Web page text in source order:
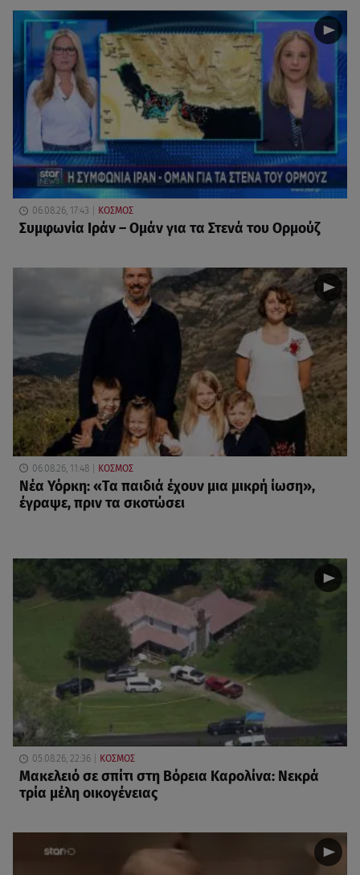
06.08.26, 17:43 ΚΟΣΜΟΣ
Συμφωνία Ιράν – Ομάν για τα Στενά του Ορμούζ
06.08.26, 11:48 ΚΟΣΜΟΣ
Νέα Υόρκη: «Τα παιδιά έχουν μια μικρή ίωση»,
έγραψε, πριν τα σκοτώσει
05.08.26, 22:36 ΚΟΣΜΟΣ
Μακελειό σε σπίτι στη Βόρεια Καρολίνα: Νεκρά
τρία μέλη οικογένειας